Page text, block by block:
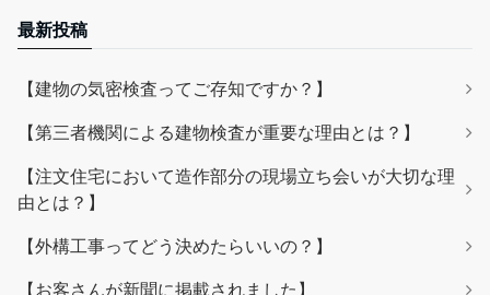
最新投稿
【建物の気密検査ってご存知ですか？】
【第三者機関による建物検査が重要な理由とは？】
【注文住宅において造作部分の現場立ち会いが大切な理
由とは？】
【外構工事ってどう決めたらいいの？】
【お客さんが新聞に掲載されました】